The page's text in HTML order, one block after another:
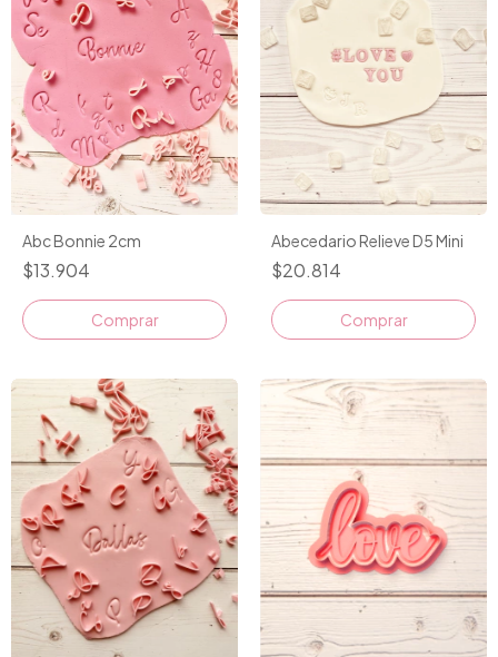
Abc Bonnie 2cm
$13.904
Abecedario Relieve D5 Mini
$20.814